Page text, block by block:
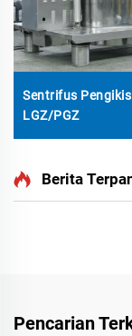
Sentrifus Pengikis
LGZ/PGZ
Berita
Pencarian